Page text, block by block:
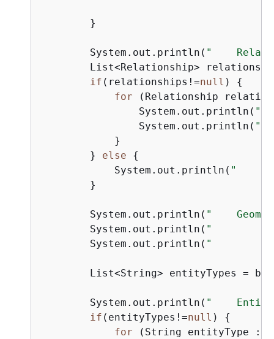
        }
        System.out.println(
"
List<Relationship>
if (relationships!=null ) {
for (Relationship
                System.out.println(
"
                System.out.println(
"
            }
        }
else
{
            System.out.println(
"
        }
        System.out.println(
"
        System.out.println(
"
        System.out.println(
"
List<String> entityTypes =
        System.out.println(
"    Entity
if (entityTypes!=null ) {
for (String entityType :